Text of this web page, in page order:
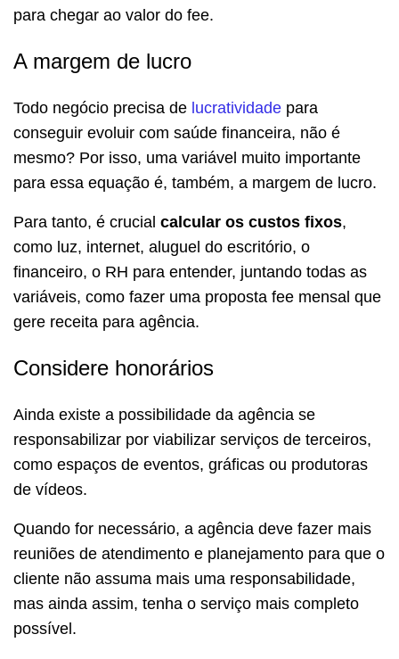
para chegar ao valor do fee.
A margem de lucro
Todo negócio precisa de lucratividade para
conseguir evoluir com saúde financeira, não é
mesmo? Por isso, uma variável muito importante
para essa equação é, também, a margem de lucro.
Para tanto, é crucial calcular os custos fixos,
como luz, internet, aluguel do escritório, o
financeiro, o RH para entender, juntando todas as
variáveis, como fazer uma proposta fee mensal que
gere receita para agência.
Considere honorários
Ainda existe a possibilidade da agência se
responsabilizar por viabilizar serviços de terceiros,
como espaços de eventos, gráficas ou produtoras
de vídeos.
Quando for necessário, a agência deve fazer mais
reuniões de atendimento e planejamento para que o
cliente não assuma mais uma responsabilidade,
mas ainda assim, tenha o serviço mais completo
possível.